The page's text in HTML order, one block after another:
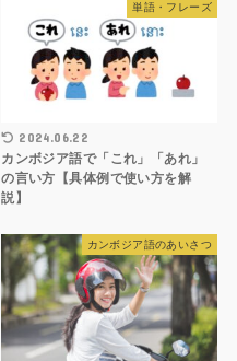
単語・フレーズ
2024.06.22
カンボジア語で「これ」「あれ」
の言い方【具体例で使い方を解
説】
カンボジア語のあいさつ